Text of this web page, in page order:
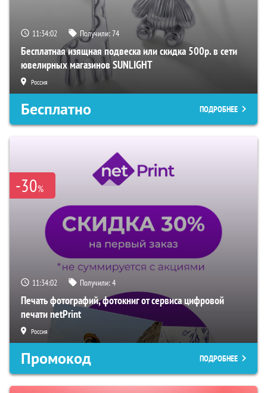
11:34:00 Получили:74
Бесплатная изящная подвеска или скидка 500р. в сети
ювелирных магазинов SUNLIGHT
Россия
Бесплатно ПОДРОБНЕЕ
-30%
11:34:00 Получили:4
Печать фотографий, фотокниг от сервиса цифровой
печати netPrint
Россия
Промокод ПОДРОБНЕЕ